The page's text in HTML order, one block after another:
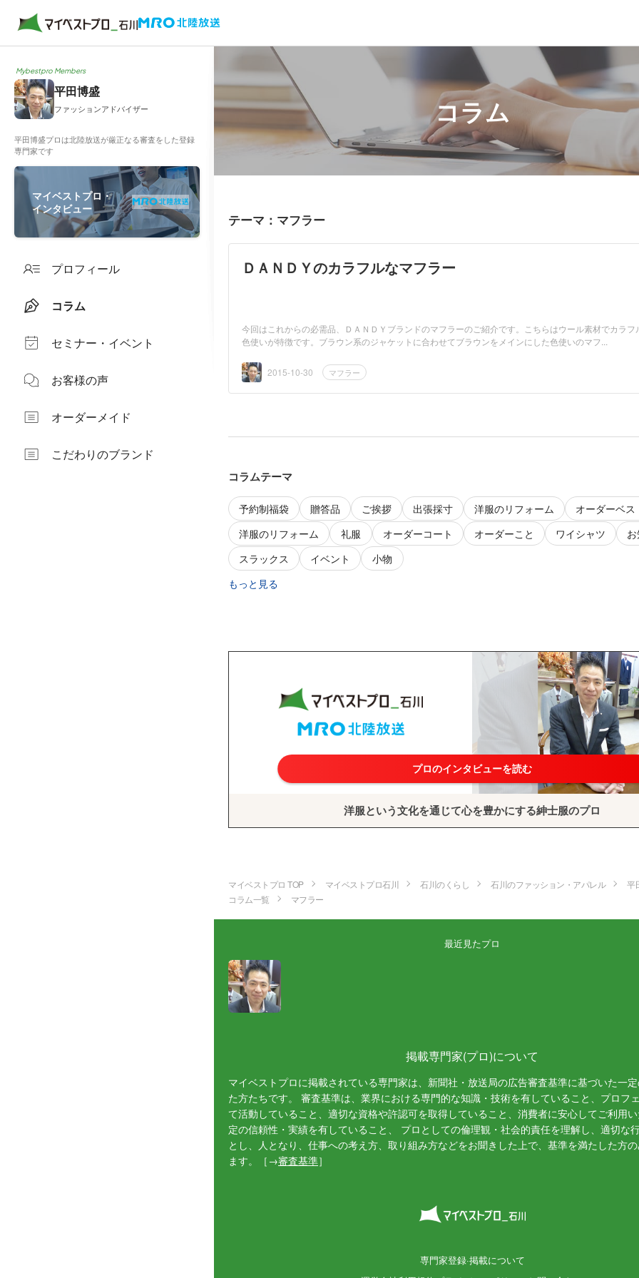
Mybestpro Members
平田博盛
ファッションアドバイザー
平田博盛プロは北陸放送が厳正なる審査をした登録
専門家です
マイベストプロ・
インタビュー
プロフィール
コラム
セミナー・イベント
お客様の声
オーダーメイド
こだわりのブランド
コラム
テーマ：マフラー
ＤＡＮＤＹのカラフルなマフラー
今回はこれからの必需品、ＤＡＮＤＹブランドのマフラーのご紹介です。こちらはウール素材でカラフ
色使いが特徴です。ブラウン系のジャケットに合わせてブラウンをメインにした色使いのマフ...
2015-10-30 マフラー
コラムテーマ
予約制福袋 贈答品 ご挨拶 出張採寸 洋服のリフォーム
オーダーベス
洋服のリフォーム
礼服 オーダーコート オーダーこと ワイシャツ
スラックス
イベント
小物
もっと見る
プロのインタビューを読む
洋服という文化を通じて心を豊かにする紳士服のプロ
マイベストプロ TOP マイベストプロ石川 石川のくらし 石川のファッション・アパレル
平
コラム一覧
マフラー
最近見たプロ
掲載専門家(プロ)について
マイベストプロに掲載されている専門家は、新聞社・放送局の広告審査基準に基づいた一
た方たちです。 審査基準は、業界における専門的な知識・技術を有していること、プロフ
て活動していること、適切な資格や許認可を取得していること、消費者に安心してご利用
定の信頼性・実績を有していること、 プロとしての倫理観・社会的責任を理解し、適切な
とし、人となり、仕事への考え方、取り組み方などをお聞きした上で、基準を満たした方
ます。［→審査基準］
専門家登録·掲載について